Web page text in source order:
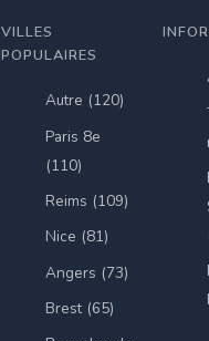
VILLES
POPULAIRES
Autre (120)
Paris 8e
(110)
Reims (109)
Nice (81)
Angers (73)
Brest (65)